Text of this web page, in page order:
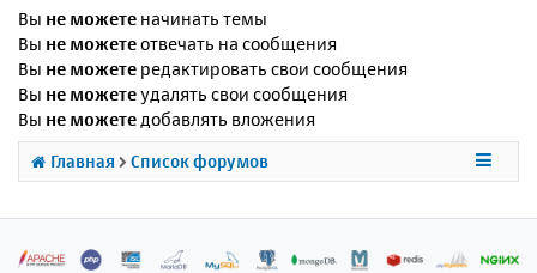
Вы не можете начинать темы
Вы не можетеотвечать на сообщения
Вы не можете редактировать свои сообщения
Вы не можетеудалять свои сообщения
Вы не можетедобавлять вложения
Главная Список форумов